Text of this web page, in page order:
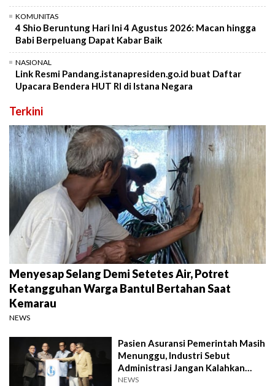
KOMUNITAS
4 Shio Beruntung Hari Ini 4 Agustus 2026: Macan hingga
Babi Berpeluang Dapat Kabar Baik
NASIONAL
Link Resmi Pandang.istanapresiden.go.id buat Daftar
Upacara Bendera HUT RI di Istana Negara
Terkini
Menyesap Selang Demi Setetes Air, Potret
Ketangguhan Warga Bantul Bertahan Saat
Kemarau
NEWS
Pasien Asuransi Pemerintah Masih
Menunggu, Industri Sebut
Administrasi Jangan Kalahkan
Kemanusiaan
NEWS